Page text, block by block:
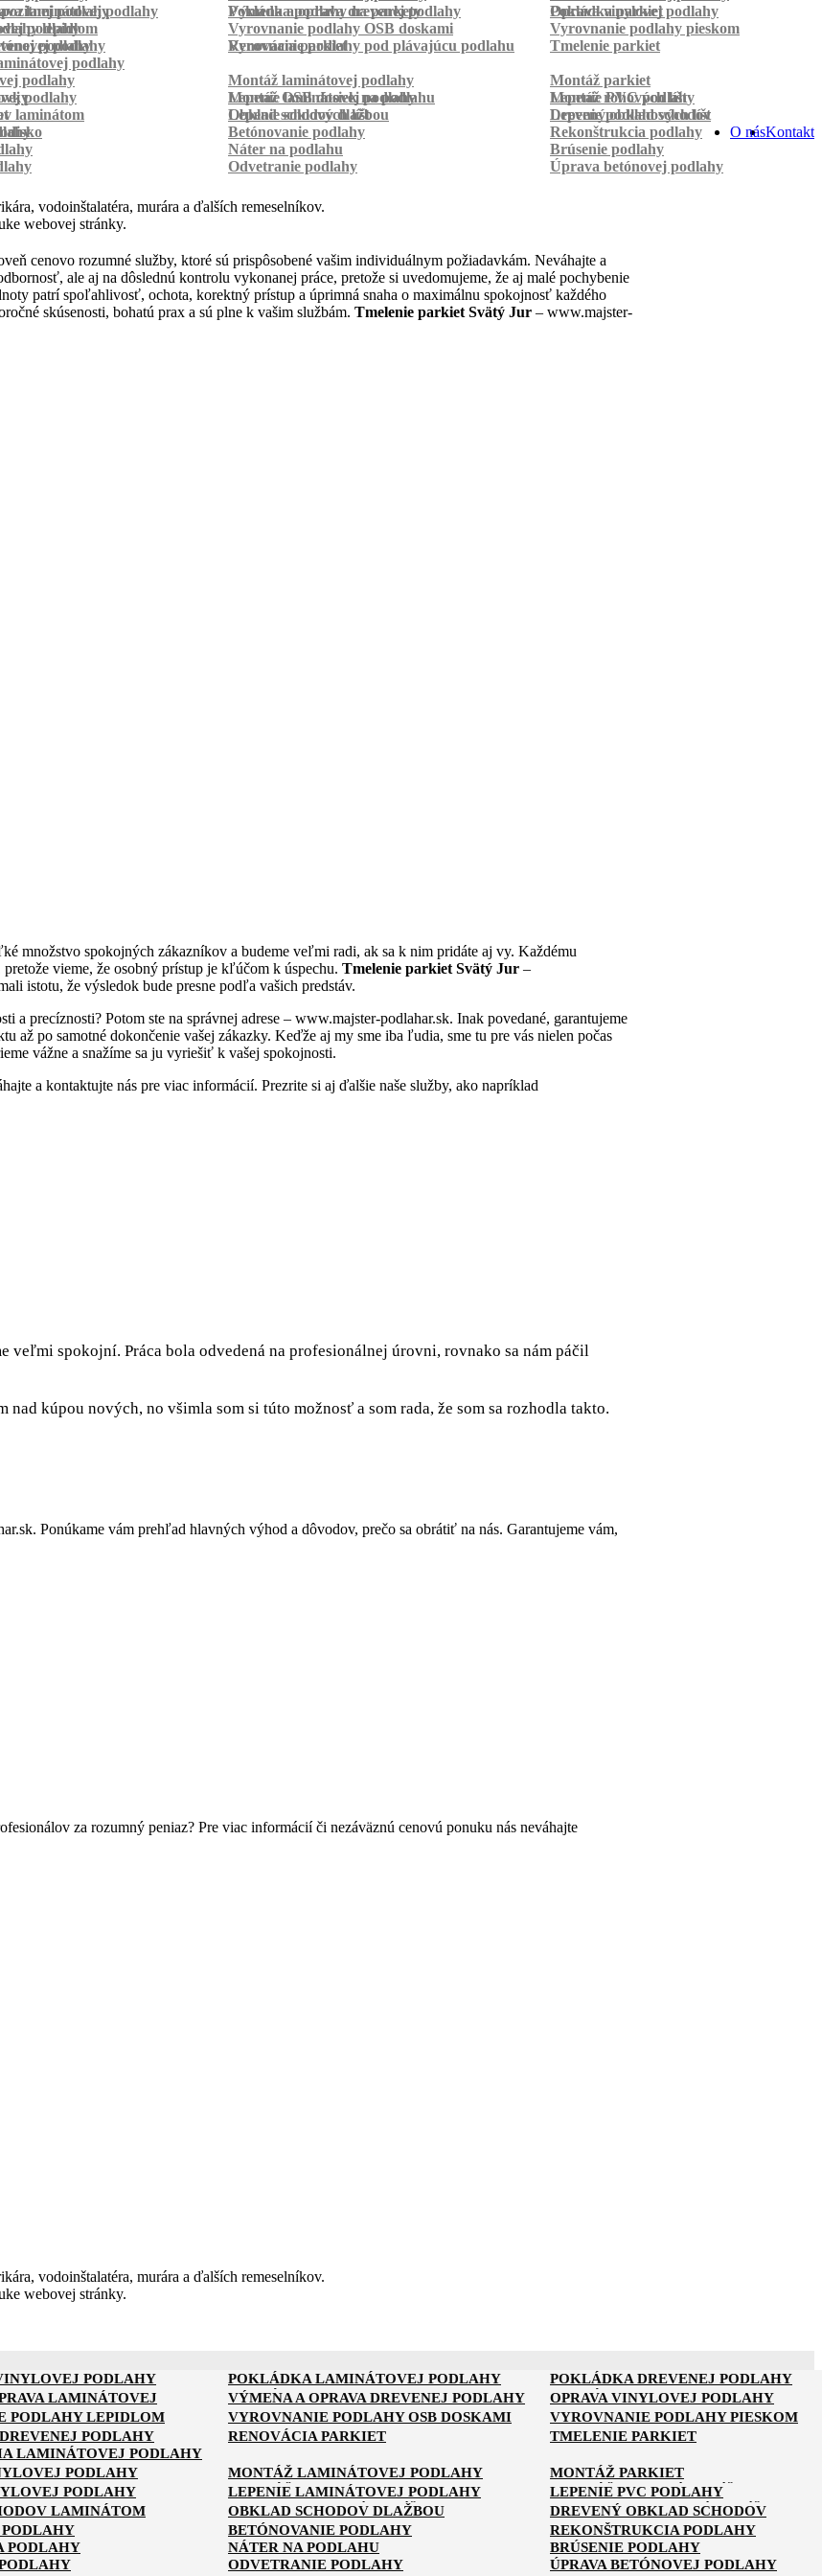
podlahy Pokládka podlahy na parkety Pokládka parkiet
laminátovej podlahy Výmena a oprava drevenej podlahy
Oprava vinylovej podlahy
podlahy
lepidlom Vyrovnanie podlahy OSB doskami
Vyrovnanie podlahy pieskom
podlahy Vyrovnanie podlahy pod plávajúcu podlahu
podlahy Renovácia parkiet
Tmelenie parkiet
podlahy
podlahy Montáž laminátovej podlahy
Montáž parkiet
Montáž OSB dosiek na podlahu
Montáž rohových líšt
podlahy Lepenie laminátovej podlahy
Lepenie PVC podlahy
Lepenie soklových líšt Lepenie podlahových líšt
laminátom Obklad schodov dlažbou
Drevený obklad schodov
Betónovanie podlahy
Rekonštrukcia podlahy
Náter na podlahu
Brúsenie podlahy
Odvetranie podlahy
Úprava betónovej podlahy
Kontakt
O nás
vodoinštalatéra, murára a ďalších remeselníkov.
webovej stránky.
cenovo rozumné služby, ktoré sú prispôsobené vašim individuálnym požiadavkám. Neváhajte a
ale aj na dôslednú kontrolu vykonanej práce, pretože si uvedomujeme, že aj malé pochybenie
patrí spoľahlivosť, ochota, korektný prístup a úprimná snaha o maximálnu spokojnosť každého
skúsenosti, bohatú prax a sú plne k vašim službám. Tmelenie parkiet Svätý Jur – www.majster-
množstvo spokojných zákazníkov a budeme veľmi radi, ak sa k nim pridáte aj vy. Každému
vieme, že osobný prístup je kľúčom k úspechu. Tmelenie parkiet Svätý Jur –
istotu, že výsledok bude presne podľa vašich predstáv.
a precíznosti? Potom ste na správnej adrese – www.majster-podlahar.sk. Inak povedané, garantujeme
až po samotné dokončenie vašej zákazky. Keďže aj my sme iba ľudia, sme tu pre vás nielen počas
vážne a snažíme sa ju vyriešiť k vašej spokojnosti.
a kontaktujte nás pre viac informácií. Prezrite si aj ďalšie naše služby, ako napríklad
spokojní. Práca bola odvedená na profesionálnej úrovni, rovnako sa nám páčil
kúpou nových, no všimla som si túto možnosť a som rada, že som sa rozhodla takto.
Ponúkame vám prehľad hlavných výhod a dôvodov, prečo sa obrátiť na nás. Garantujeme vám,
za rozumný peniaz? Pre viac informácií či nezáväznú cenovú ponuku nás neváhajte
vodoinštalatéra, murára a ďalších remeselníkov.
webovej stránky.
PODLAHY POKLÁDKA LAMINÁTOVEJ PODLAHY
POKLÁDKA DREVENEJ PODLAHY
PODLAHY POKLÁDKA PODLAHY NA PARKETY POKLÁDKA PARKIET
LAMINÁTOVEJ
VÝMENA A OPRAVA DREVENEJ PODLAHY OPRAVA VINYLOVEJ PODLAHY
PODLAHY
PODLAHY LEPIDLOM VYROVNANIE PODLAHY OSB DOSKAMI VYROVNANIE PODLAHY PIESKOM
BETÓNOVEJ PODLAHY
PODLAHU
PODLAHY RENOVÁCIA PARKIET
TMELENIE PARKIET
LAMINÁTOVEJ PODLAHY
PODLAHY MONTÁŽ LAMINÁTOVEJ PODLAHY
MONTÁŽ PARKIET
MONTÁŽ OSB DOSIEK NA PODLAHU
MONTÁŽ ROHOVÝCH LÍŠT
PODLAHY LEPENIE LAMINÁTOVEJ PODLAHY
LEPENIE PVC PODLAHY
LEPENIE SOKLOVÝCH LÍŠT LEPENIE PODLAHOVÝCH LÍŠT
LAMINÁTOM OBKLAD SCHODOV DLAŽBOU
DREVENÝ OBKLAD SCHODOV
BETÓNOVANIE PODLAHY
REKONŠTRUKCIA PODLAHY
PODLAHY NÁTER NA PODLAHU
BRÚSENIE PODLAHY
ODVETRANIE PODLAHY
ÚPRAVA BETÓNOVEJ PODLAHY
KONTAKT
O NÁS